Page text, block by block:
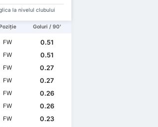
la nivelul clubului
Poziție Goluri / 90'
FW
0.51
FW
0.51
FW
0.27
FW
0.27
FW
0.26
FW
0.26
FW
0.23